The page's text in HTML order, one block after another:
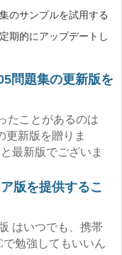
のサンプルを試用する
期的にアップデートし
問題集の更新版を
たことがあるのは
更新版を贈りま
最新版でございま
版を提供するこ
はいつでも、携帯
勉強してもいいん